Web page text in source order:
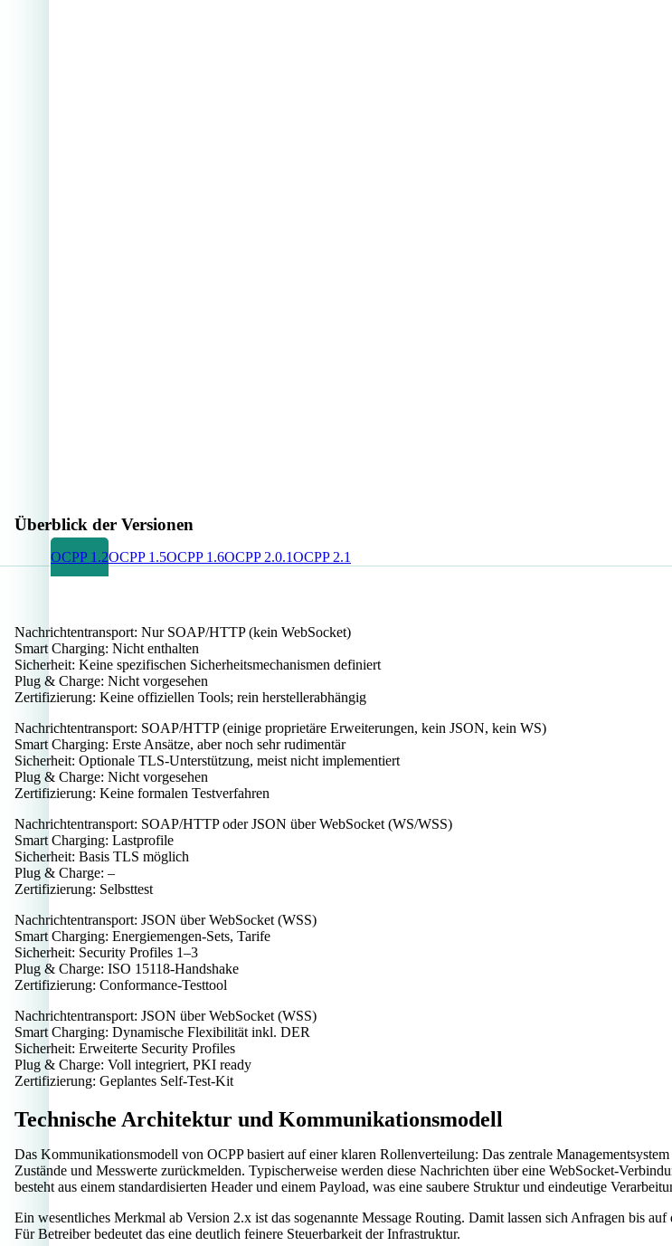
Überblick der Versionen
OCPP 1.2OCPP 1.5OCPP 1.6OCPP 2.0.1OCPP 2.1
Nachrichtentransport: Nur SOAP/HTTP (kein WebSocket)
Smart Charging: Nicht enthalten
Sicherheit: Keine spezifischen Sicherheitsmechanismen definiert
Plug & Charge: Nicht vorgesehen
Zertifizierung: Keine offiziellen Tools; rein herstellerabhängig
Nachrichtentransport: SOAP/HTTP (einige proprietäre Erweiterungen, kein JSON, kein WS)
Smart Charging: Erste Ansätze, aber noch sehr rudimentär
Sicherheit: Optionale TLS-Unterstützung, meist nicht implementiert
Plug & Charge: Nicht vorgesehen
Zertifizierung: Keine formalen Testverfahren
Nachrichtentransport: SOAP/HTTP oder JSON über WebSocket (WS/WSS)
Smart Charging: Lastprofile
Sicherheit: Basis TLS möglich
Plug & Charge: –
Zertifizierung: Selbsttest
Nachrichtentransport: JSON über WebSocket (WSS)
Smart Charging: Energiemengen-Sets, Tarife
Sicherheit: Security Profiles 1–3
Plug & Charge: ISO 15118-Handshake
Zertifizierung: Conformance-Testtool
Nachrichtentransport: JSON über WebSocket (WSS)
Smart Charging: Dynamische Flexibilität inkl. DER
Sicherheit: Erweiterte Security Profiles
Plug & Charge: Voll integriert, PKI ready
Zertifizierung: Geplantes Self-Test-Kit
Technische Architektur und Kommunikationsmodell
Das Kommunikationsmodell von OCPP basiert auf einer klaren Rollenverteilung: Das zentrale
Zustände und Messwerte zurückmelden. Typischerweise werden diese Nachrichten über eine WebSocket-
besteht aus einem standardisierten Header und einem Payload, was eine saubere Struktur und eindeutige
Ein wesentliches Merkmal ab Version 2.x ist das sogenannte Message Routing. Damit lassen sich Anfragen bis
Für Betreiber bedeutet das eine deutlich feinere Steuerbarkeit der Infrastruktur.